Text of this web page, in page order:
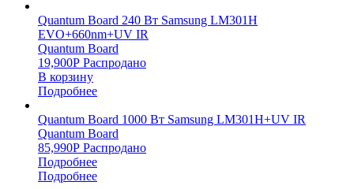
Quantum Board 240 Вт Samsung LM301H
EVO+660nm+UV IR
Quantum Board
19,900Р Распродано
В корзину
Подробнее
Quantum Board 1000 Вт Samsung LM301H+UV IR
Quantum Board
85,990Р Распродано
Подробнее
Подробнее